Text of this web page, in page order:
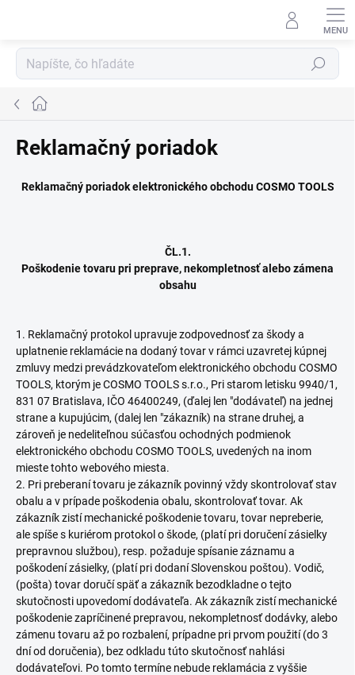
Hľadať
Domov
Reklamačný poriadok
Reklamačný poriadok elektronického obchodu COSMO TOOLS
ČL.1.
Poškodenie tovaru pri preprave, nekompletnosť alebo zámena
obsahu
1. Reklamačný protokol upravuje zodpovednosť za škody a
uplatnenie reklamácie na dodaný tovar v rámci uzavretej kúpnej
zmluvy medzi prevádzkovateľom elektronického obchodu COSMO
TOOLS, ktorým je COSMO TOOLS s.r.o., Pri starom letisku 9940/1,
831 07 Bratislava, IČO 46400249, (ďalej len "dodávateľ) na jednej
strane a kupujúcim, (dalej len "zákazník) na strane druhej, a
zároveň je nedeliteľnou súčasťou ochodných podmienok
elektronického obchodu COSMO TOOLS, uvedených na inom
mieste tohto webového miesta.
2. Pri preberaní tovaru je zákazník povinný vždy skontrolovať stav
obalu a v prípade poškodenia obalu, skontrolovať tovar. Ak
zákazník zistí mechanické poškodenie tovaru, tovar nepreberie,
ale spíše s kuriérom protokol o škode, (platí pri doručení zásielky
prepravnou službou), resp. požaduje spísanie záznamu a
poškodení zásielky, (platí pri dodaní Slovenskou poštou). Vodič,
(pošta) tovar doručí späť a zákazník bezodkladne o tejto
skutočnosti upovedomí dodávateľa. Ak zákazník zistí mechanické
poškodenie zapríčinené prepravou, nekompletnosť dodávky, alebo
zámenu tovaru až po rozbalení, prípadne pri prvom použití (do 3
dní od doručenia), bez odkladu túto skutočnosť nahlási
dodávateľovi. Po tomto termíne nebude reklamácia z vyššie